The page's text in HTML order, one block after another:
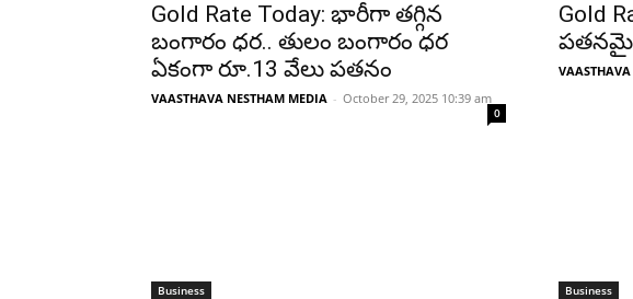
Gold Rate Today: భారీగా తగ్గిన
బంగారం ధర.. తులం బంగారం ధర
ఏకంగా రూ.13 వేలు పతనం
VAASTHAVA NESTHAM MEDIA - October 29, 2025 10:39 am
0
Gold
Business Business